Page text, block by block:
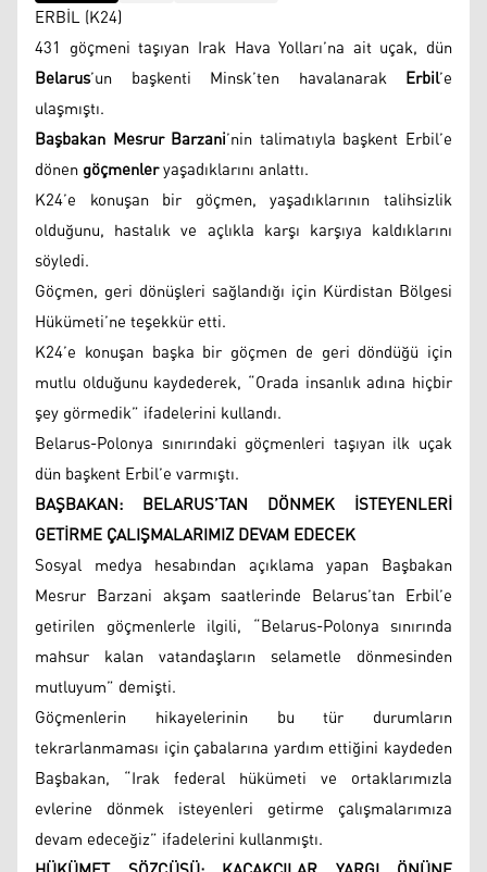
ERBİL (K24)
431 göçmeni taşıyan Irak Hava Yolları’na ait uçak, dün
Belarus’un başkenti Minsk’ten havalanarakErbil’e
ulaşmıştı.
Başbakan Mesrur Barzani’nin talimatıyla başkent Erbil’e
dönengöçmenleryaşadıklarını anlattı.
K24’e konuşan bir göçmen, yaşadıklarının talihsizlik
olduğunu, hastalık ve açlıkla karşı karşıya kaldıklarını
söyledi.
Göçmen, geri dönüşleri sağlandığı için Kürdistan Bölgesi
Hükümeti’ne teşekkür etti.
K24’e konuşan başka bir göçmen de geri döndüğü için
mutlu olduğunu kaydederek, “Orada insanlık adına hiçbir
şey görmedik” ifadelerini kullandı.
Belarus-Polonya sınırındaki göçmenleri taşıyan ilk uçak
dün başkent Erbil’e varmıştı.
BAŞBAKAN: BELARUS’TAN DÖNMEK İSTEYENLERİ
GETİRME ÇALIŞMALARIMIZ DEVAM EDECEK
Sosyal medya hesabından açıklama yapan Başbakan
Mesrur Barzani akşam saatlerinde Belarus’tan Erbil’e
getirilen göçmenlerle ilgili, “Belarus-Polonya sınırında
mahsur kalan vatandaşların selametle dönmesinden
mutluyum” demişti.
Göçmenlerin hikayelerinin bu tür durumların
tekrarlanmaması için çabalarına yardım ettiğini kaydeden
Başbakan, “Irak federal hükümeti ve ortaklarımızla
evlerine dönmek isteyenleri getirme çalışmalarımıza
devam edeceğiz” ifadelerini kullanmıştı.